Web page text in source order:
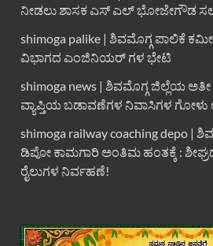
ನೀಡಲು ಶಾಸಕ ಎಸ್ ಎಲ್ ಭೋಜೇಗೌಡ
shimoga palike | ಶಿವಮೊಗ್ಗ ಪಾಲಿಕೆ
ವಿಭಾಗದ ಎಂಜಿನಿಯರ್ ಗಳ ಭೇಟಿ
shimoga news | ಶಿವಮೊಗ್ಗ ಜಿಲ್ಲೆಯ ಅತೀ
ವ್ಯಾಪ್ತಿಯ ಬಡಾವಣೆಗಳ ನಿವಾಸಿಗಳ ಗೋಳು
shimoga railway coaching depo |
ಡಿಪೋ ಕಾಮಗಾರಿ ಅಂತಿಮ ಹಂತಕ್ಕೆ :
ರೈಲುಗಳ ನಿರ್ವಹಣೆ!